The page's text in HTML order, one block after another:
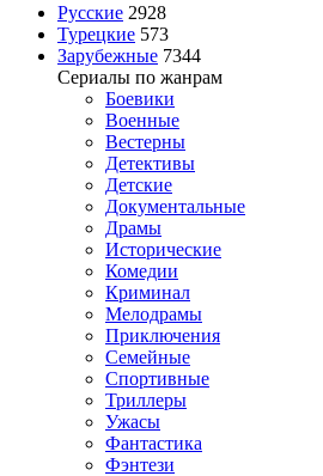
Русские 2928
Турецкие 573
Зарубежные 7344
Сериалы по жанрам
Боевики
Военные
Вестерны
Детективы
Детские
Документальные
Драмы
Исторические
Комедии
Криминал
Мелодрамы
Приключения
Семейные
Спортивные
Триллеры
Ужасы
Фантастика
Фэнтези